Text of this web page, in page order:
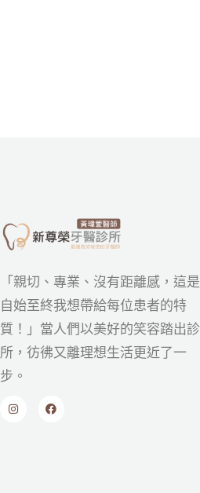
「親切、專業、沒有距離感，這是
自始至終我想帶給每位患者的特
質！」當人們以美好的笑容踏出診
所，彷彿又離理想生活更近了一
步。